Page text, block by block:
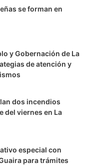
se forman en
y Gobernación de La
de atención y
dos incendios
del viernes en La
especial con
para trámites